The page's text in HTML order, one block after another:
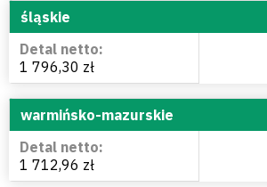
śląskie
1 796,30 zł
warmińsko-mazurskie
1 712,96 zł